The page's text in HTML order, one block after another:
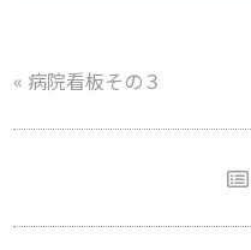
« 病院看板その３